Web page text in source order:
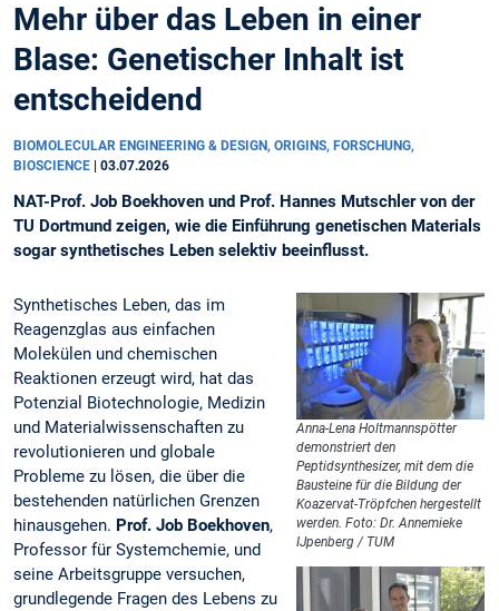
Mehr über das Leben in einer
Blase: Genetischer Inhalt ist
entscheidend
BIOMOLECULAR ENGINEERING & DESIGN, ORIGINS, FORSCHUNG,
BIOSCIENCE
03.07.2026
NAT-Prof. Job Boekhoven und Prof. Hannes Mutschler von der
TU Dortmund zeigen, wie die Einführung genetischen Materials
sogar synthetisches Leben selektiv beeinflusst.
Anna-Lena Holtmannspötter
demonstriert den
Peptidsynthesizer, mit dem die
Bausteine für die Bildung der
Koazervat-Tröpfchen hergestellt
werden. Foto: Dr. Annemieke
IJpenberg / TUM
Synthetisches Leben, das im
Reagenzglas aus einfachen
Molekülen und chemischen
Reaktionen erzeugt wird, hat das
Potenzial Biotechnologie, Medizin
und Materialwissenschaften zu
revolutionieren und globale
Probleme zu lösen, die über die
bestehenden natürlichen Grenzen
hinausgehen. Prof. Job Boekhoven,
Professor für Systemchemie, und
seine Arbeitsgruppe versuchen,
grundlegende Fragen des Lebens zu